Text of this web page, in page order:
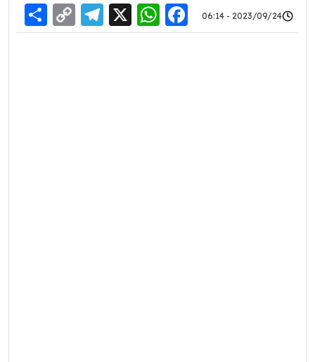
2023/09/24 - 06:14
Facebook
WhatsApp
X
Link